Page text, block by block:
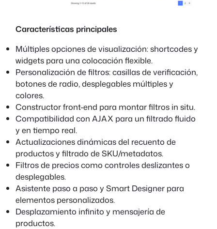
Características principales
Múltiples opciones de visualización: shortcodes y
widgets para una colocación flexible.
Personalización de filtros: casillas de verificación,
botones de radio, desplegables múltiples y
colores.
Constructor front-end para montar filtros in situ.
Compatibilidad con AJAX para un filtrado fluido
y en tiempo real.
Actualizaciones dinámicas del recuento de
productos y filtrado de SKU/metadatos.
Filtros de precios como controles deslizantes o
desplegables.
Asistente paso a paso y Smart Designer para
elementos personalizados.
Desplazamiento infinito y mensajería de
productos.